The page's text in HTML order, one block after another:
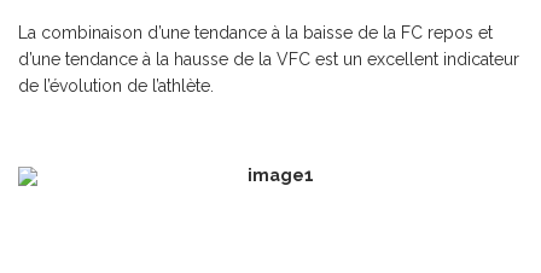
La combinaison d’une tendance à la baisse de la FC repos et
d’une tendance à la hausse de la VFC est un excellent indicateur
de l’évolution de l’athlète.